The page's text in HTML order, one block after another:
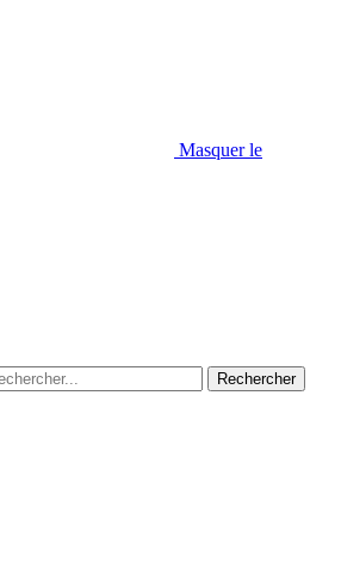
Masquer le
Rechercher